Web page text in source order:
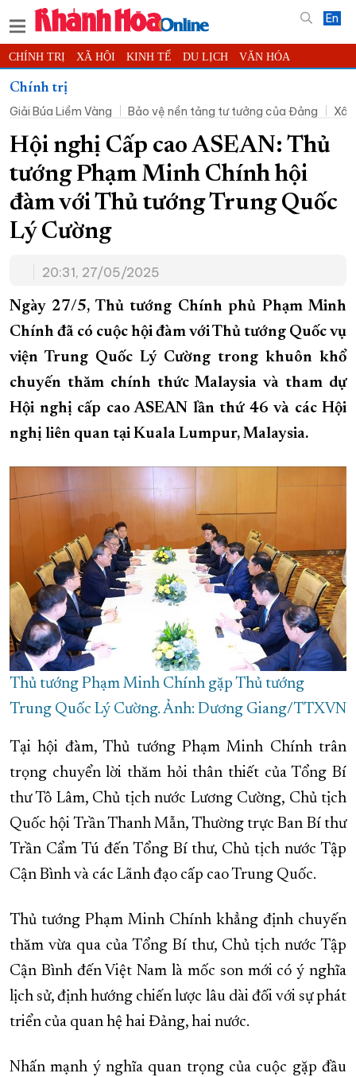
En
CHÍNH TRỊ XÃ HỘI KINH TẾ DU LỊCH VĂN HÓA
THỂ THAO
KHOA HỌC - CÔNG NGHỆ PHÁP LUẬT BẠN ĐỌC PHÓNG SỰ
THẾ GIỚI MULTIMEDIA VIDEO ĐỌC BÁO ONLINE
PODCAST THÔNG TIN - QUẢNG CÁO
QUY HOẠCH TỈNH KHÁNH HÒA
TRƯỜNG SA BIỂN ĐẢO QUÊ HƯƠNG
CHUNG TAY CẢI CÁCH HÀNH CHÍNH
XÂY DỰNG NÔNG THÔN MỚI
TÀU - XE - MÁY BAY
KỶ NIỆM 370 NĂM XÂY DỰNG VÀ PHÁT TRIỂN TỈNH KHÁNH HÒA
KHOẢNH KHẮC ĐẸP XỨ TRẦM
XÂY DỰNG KHÁNH HÒA TRỞ THÀNH THÀNH PHỐ TRỰC THUỘC
ĐẠI HỘI ĐẢNG CÁC CẤP TRANG CHỦ VỀ BÁO KHÁNH HÒA
Chính trị
Giải Búa Liềm Vàng
Bảo vệ nền tảng tư tưởng của Đảng
Hội nghị Cấp cao ASEAN: Thủ
tướng Phạm Minh Chính hội
đàm với Thủ tướng Trung Quốc
Lý Cường
20:31, 27/05/2025
Ngày 27/5, Thủ tướng Chính phủ Phạm Minh
Chính đã có cuộc hội đàm với Thủ tướng Quốc vụ
viện Trung Quốc Lý Cường trong khuôn khổ
chuyến thăm chính thức Malaysia và tham dự
Hội nghị cấp cao ASEAN lần thứ 46 và các Hội
nghị liên quan tại Kuala Lumpur, Malaysia.
Thủ tướng Phạm Minh Chính gặp Thủ tướng
Trung Quốc Lý Cường. Ảnh: Dương Giang/TTXVN
Tại hội đàm, Thủ tướng Phạm Minh Chính trân
trọng chuyển lời thăm hỏi thân thiết của Tổng Bí
thư Tô Lâm, Chủ tịch nước Lương Cường, Chủ tịch
Quốc hội Trần Thanh Mẫn, Thường trực Ban Bí thư
Trần Cẩm Tú đến Tổng Bí thư, Chủ tịch nước Tập
Cận Bình và các Lãnh đạo cấp cao Trung Quốc.
Thủ tướng Phạm Minh Chính khẳng định chuyến
thăm vừa qua của Tổng Bí thư, Chủ tịch nước Tập
Cận Bình đến Việt Nam là mốc son mới có ý nghĩa
lịch sử, định hướng chiến lược lâu dài đối với sự phát
triển của quan hệ hai Đảng, hai nước.
Nhấn mạnh ý nghĩa quan trọng của cuộc gặp đầu